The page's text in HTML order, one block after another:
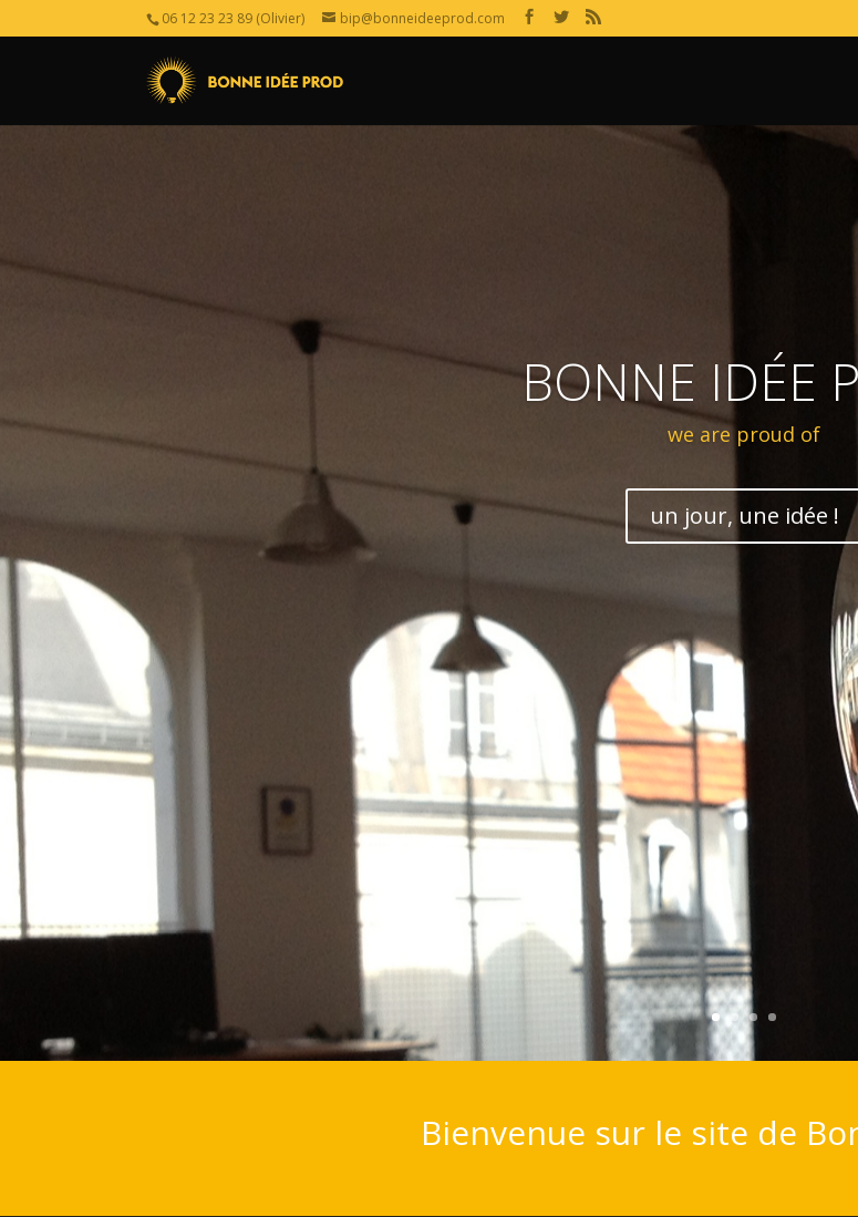
06 12 23 23 89 (Olivier) bip@bonneideeprod.com
BONNE IDÉE
we are proud of
un jour, une idée !
nos dernières
supports
: conférence, pub, clip viral,
: culture, politique, associatif,
Bienvenue sur le site de